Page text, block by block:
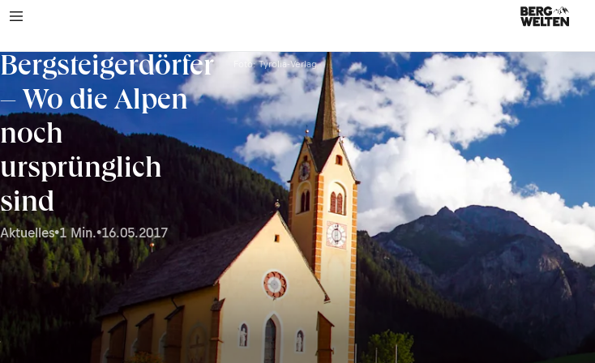
Bergsteigerdörfer
– Wo die Alpen
noch
ursprünglich
sind
Aktuelles•1 Min.•16.05.2017
Foto: Tyrolia-Verlag